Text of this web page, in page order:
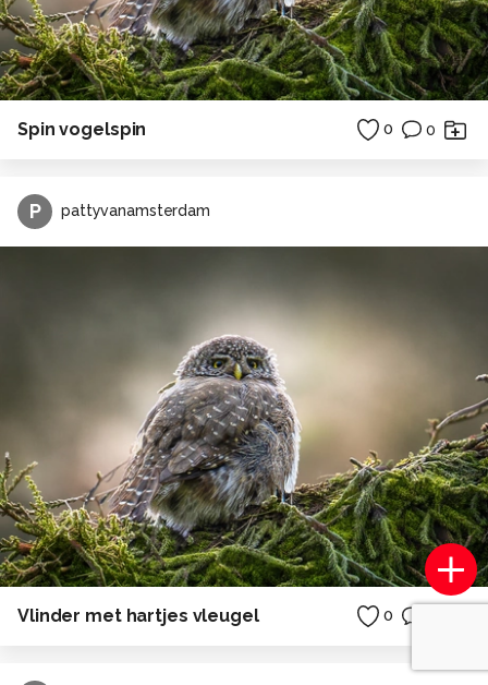
Spin vogelspin 0 0
P pattyvanamsterdam
Vlinder met hartjes vleugel 0